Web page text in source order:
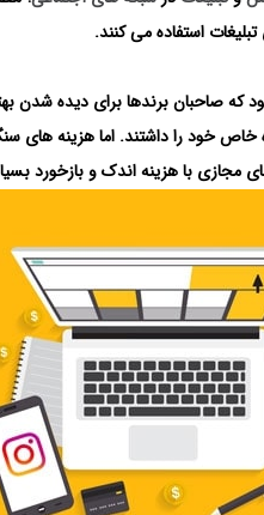
استفاده می کنند.
که صاحبان برندها برای دیده شدن
خاص خود را داشتند. اما هزینه های
با هزینه اندک و بازخورد بسیار